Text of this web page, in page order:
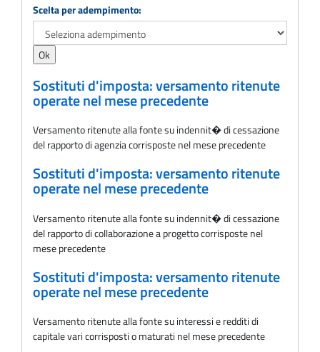
Adempimento
Scelta per adempimento:
Sostituti d'imposta: versamento ritenute
operate nel mese precedente
Versamento ritenute alla fonte su indennit� di cessazione
del rapporto di agenzia corrisposte nel mese precedente
Sostituti d'imposta: versamento ritenute
operate nel mese precedente
Versamento ritenute alla fonte su indennit� di cessazione
del rapporto di collaborazione a progetto corrisposte nel
mese precedente
Sostituti d'imposta: versamento ritenute
operate nel mese precedente
Versamento ritenute alla fonte su interessi e redditi di
capitale vari corrisposti o maturati nel mese precedente